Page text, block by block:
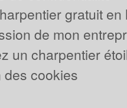
gratuit en
de mon
un charpentier
des cookies